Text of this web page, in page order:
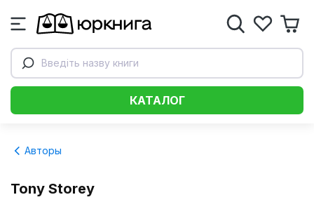
Введіть назву книги
КАТАЛОГ
Авторы
Tony Storey